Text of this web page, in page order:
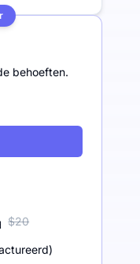
behoeften.
$20
)